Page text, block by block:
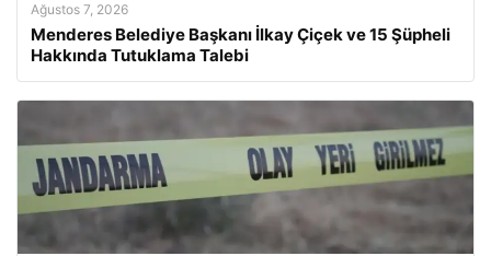
Ağustos 7, 2026
Menderes Belediye Başkanı İlkay Çiçek ve 15 Şüpheli
Hakkında Tutuklama Talebi